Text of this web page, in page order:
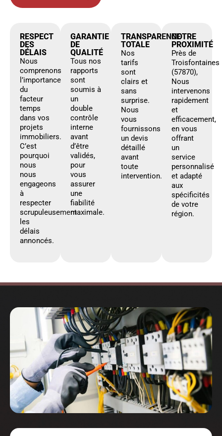
RESPECT
DES
DÉLAIS
Nous
comprenons
l’importance
du
facteur
temps
dans vos
projets
immobiliers.
C’est
pourquoi
nous
nous
engageons
à
respecter
scrupuleusement
les
délais
annoncés.
GARANTIE
DE
QUALITÉ
Tous nos
rapports
sont
soumis à
un
double
contrôle
interne
avant
d’être
validés,
pour
vous
assurer
une
fiabilité
maximale.
TRANSPARENCE
TOTALE
Nos
tarifs
sont
clairs et
sans
surprise.
Nous
vous
fournissons
un devis
détaillé
avant
toute
intervention.
NOTRE
PROXIMITÉ
Près de
Troisfontaines
(57870),
Nous
intervenons
rapidement
et
efficacement,
en vous
offrant
un
service
personnalisé
et adapté
aux
spécificités
de votre
région.